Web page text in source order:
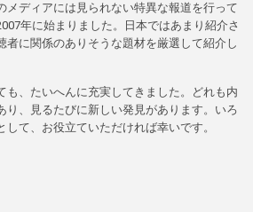
メディアには見られない特異な報道を行って
年に始まりました。日本ではあまり紹介さ
者に関係のありそうな題材を厳選して紹介し
も、たいへんに充実してきました。どれも内
り、見るたびに新しい発見があります。いろ
て、お役立ていただければ幸いです。